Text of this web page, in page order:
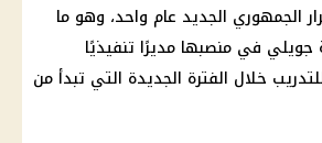
الجمهوري الجديد عام واحد، وهو ما
في منصبها مديرًا تنفيذيًا
خلال الفترة الجديدة التي تبدأ من